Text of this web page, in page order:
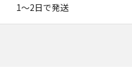
1〜2日で発送